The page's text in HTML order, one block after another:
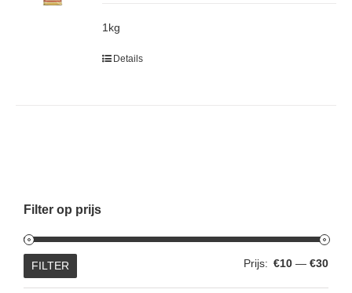
1kg
Details
Filter op prijs
Min.
Max.
FILTER Prijs: €10 — €30